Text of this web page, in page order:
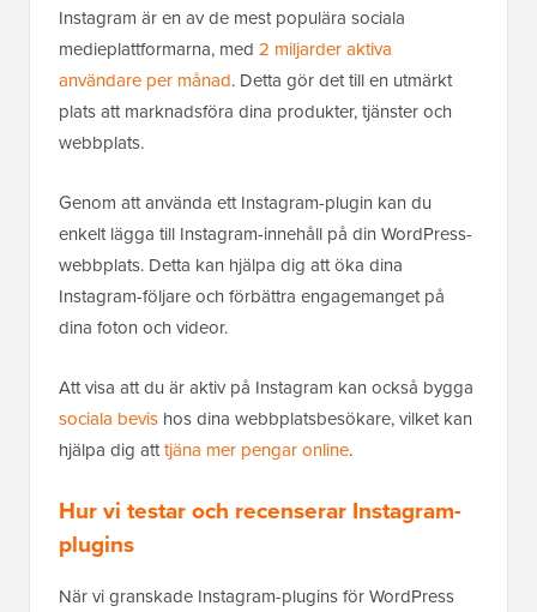
Instagram är en av de mest populära sociala
medieplattformarna, med 2 miljarder aktiva
användare per månad. Detta gör det till en utmärkt
plats att marknadsföra dina produkter, tjänster och
webbplats.
Genom att använda ett Instagram-plugin kan du
enkelt lägga till Instagram-innehåll på din WordPress-
webbplats. Detta kan hjälpa dig att öka dina
Instagram-följare och förbättra engagemanget på
dina foton och videor.
Att visa att du är aktiv på Instagram kan också bygga
sociala bevis hos dina webbplatsbesökare, vilket kan
hjälpa dig atttjäna mer pengar online.
Hur vi testar och recenserar Instagram-
plugins
När vi granskade Instagram-plugins för WordPress